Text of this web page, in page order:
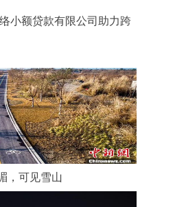
小额贷款有限公司助力跨
，可见雪山